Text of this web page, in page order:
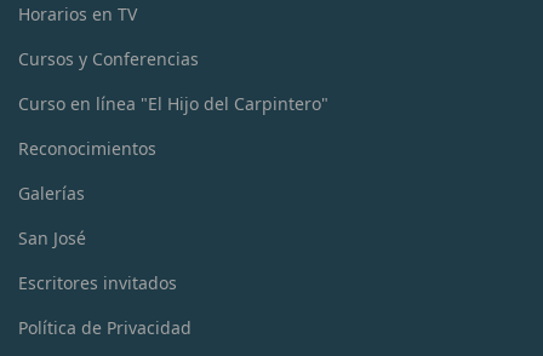
Horarios en TV
Cursos y Conferencias
Curso en línea "El Hijo del Carpintero"
Reconocimientos
Galerías
San José
Escritores invitados
Política de Privacidad